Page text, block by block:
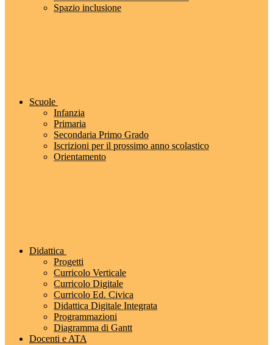
Spazio inclusione
Scuole
Infanzia
Primaria
Secondaria Primo Grado
Iscrizioni per il prossimo anno scolastico
Orientamento
Didattica
Progetti
Curricolo Verticale
Curricolo Digitale
Curricolo Ed. Civica
Didattica Digitale Integrata
Programmazioni
Diagramma di Gantt
Docenti e ATA